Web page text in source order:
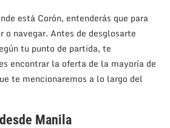
está Corón, entenderás que para
o navegar. Antes de desglosarte
tu punto de partida, te
encontrar la oferta de la mayoría de
te mencionaremos a lo largo del
Manila